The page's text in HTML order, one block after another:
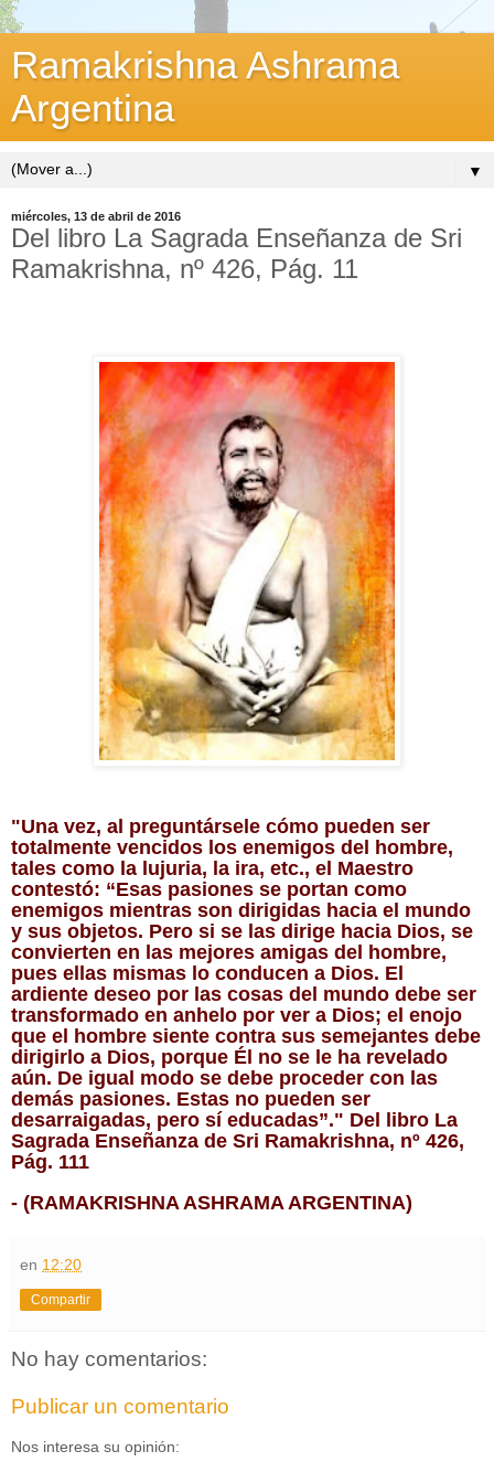
Ramakrishna Ashrama
Argentina
▼
miércoles, 13 de abril de 2016
Del libro La Sagrada Enseñanza de Sri
Ramakrishna, nº 426, Pág. 11
"Una vez, al preguntársele cómo pueden ser
totalmente vencidos los enemigos del hombre,
tales como la lujuria, la ira, etc., el Maestro
contestó: “Esas pasiones se portan como
enemigos mientras son dirigidas hacia el mundo
y sus objetos. Pero si se las dirige hacia Dios, se
convierten en las mejores amigas del hombre,
pues ellas mismas lo conducen a Dios. El
ardiente deseo por las cosas del mundo debe ser
transformado en anhelo por ver a Dios; el enojo
que el hombre siente contra sus semejantes debe
dirigirlo a Dios, porque Él no se le ha revelado
aún. De igual modo se debe proceder con las
demás pasiones. Estas no pueden ser
desarraigadas, pero sí educadas”." Del libro La
Sagrada Enseñanza de Sri Ramakrishna, nº 426,
Pág. 111
- (RAMAKRISHNA ASHRAMA ARGENTINA)
en 12:20
Compartir
No hay comentarios:
Publicar un comentario
Nos interesa su opinión: